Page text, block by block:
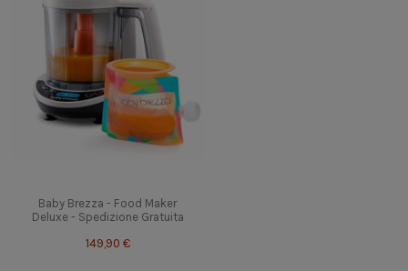
Baby Brezza - Food Maker
Deluxe - Spedizione Gratuita
149,90 €